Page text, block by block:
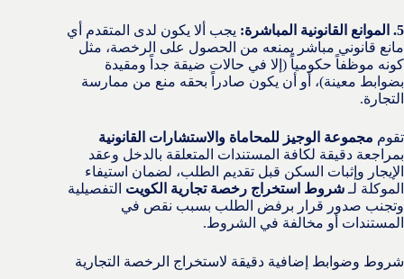
5. الموانع القانونية المباشرة:
يجب ألا يكون لدى المتقدم أي
مانع قانوني مباشر يمنعه من الحصول على الرخصة، مثل
كونه موظفاً حكومياً (إلا في حالات ضيقة جداً ومقيدة
بضوابط معينة)، أو أن يكون صادراً بحقه منع من ممارسة
التجارة.
تقوم مجموعة الوجيز للمحاماة والاستشارات القانونية
بمراجعة دقيقة لكافة المستندات المتعلقة بالدخل وعقد
الإيجار وإثبات السكن قبل تقديم الطلب، لضمان استيفاء
الموكلة لـ شروط استخراج رخصة تجارية الكويت التفصيلية
وتجنب صدور قرار برفض الطلب بسبب نقص في
المستندات أو مخالفة في الشروط.
شروط وضوابط إضافية دقيقة لاستخراج الرخصة التجارية